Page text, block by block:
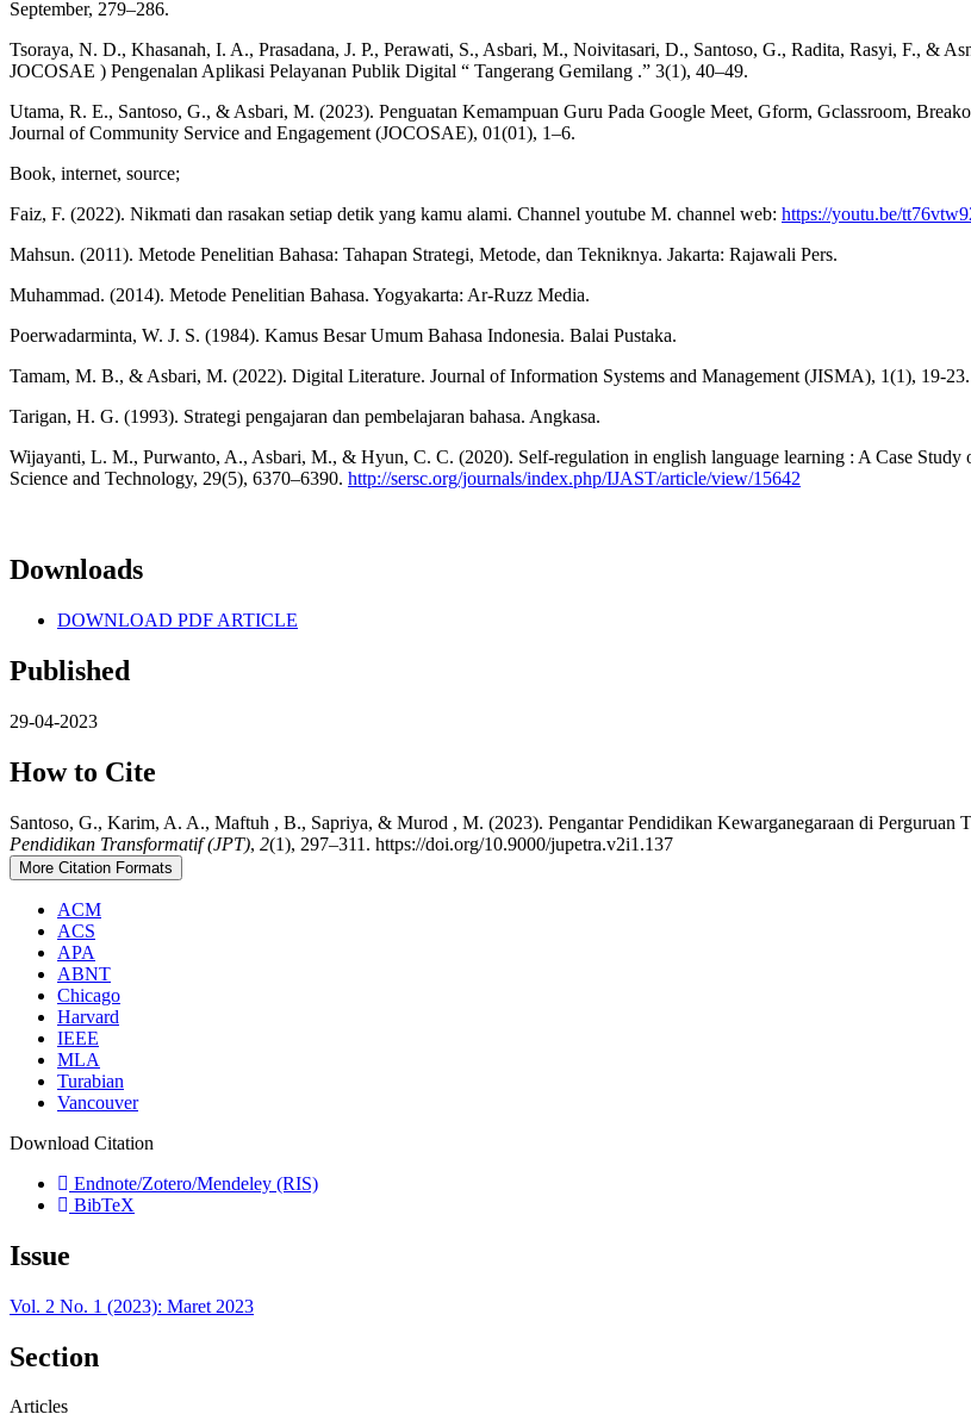
September, 279–286.
Tsoraya, N. D., Khasanah, I. A., Prasadana, J. P., Perawati, S., Asbari, M., Noivitasari, D., Santoso, G., Radita, Rasyi, F., &
JOCOSAE ) Pengenalan Aplikasi Pelayanan Publik Digital “ Tangerang Gemilang .” 3(1), 40–49.
Utama, R. E., Santoso, G., & Asbari, M. (2023). Penguatan Kemampuan Guru Pada Google Meet, Gform, Gclassroom,
Journal of Community Service and Engagement (JOCOSAE), 01(01), 1–6.
Book, internet, source;
Faiz, F. (2022). Nikmati dan rasakan setiap detik yang kamu alami. Channel youtube M. channel web: https://youtu.be/
Mahsun. (2011). Metode Penelitian Bahasa: Tahapan Strategi, Metode, dan Tekniknya. Jakarta: Rajawali Pers.
Muhammad. (2014). Metode Penelitian Bahasa. Yogyakarta: Ar-Ruzz Media.
Poerwadarminta, W. J. S. (1984). Kamus Besar Umum Bahasa Indonesia. Balai Pustaka.
Tamam, M. B., & Asbari, M. (2022). Digital Literature. Journal of Information Systems and Management (JISMA), 1(1), 19-23.
Tarigan, H. G. (1993). Strategi pengajaran dan pembelajaran bahasa. Angkasa.
Wijayanti, L. M., Purwanto, A., Asbari, M., & Hyun, C. C. (2020). Self-regulation in english language learning : A Case
Science and Technology, 29(5), 6370–6390. http://sersc.org/journals/index.php/IJAST/article/view/15642
Downloads
DOWNLOAD PDF ARTICLE
Published
29-04-2023
How to Cite
Santoso, G., Karim, A. A., Maftuh , B., Sapriya, & Murod , M. (2023). Pengantar Pendidikan Kewarganegaraan di
Pendidikan Transformatif (JPT), 2(1), 297–311. https://doi.org/10.9000/jupetra.v2i1.137
More Citation Formats
ACM
ACS
APA
ABNT
Chicago
Harvard
IEEE
MLA
Turabian
Vancouver
Download Citation
Endnote/Zotero/Mendeley (RIS)
BibTeX
Issue
Vol. 2 No. 1 (2023): Maret 2023
Section
Articles